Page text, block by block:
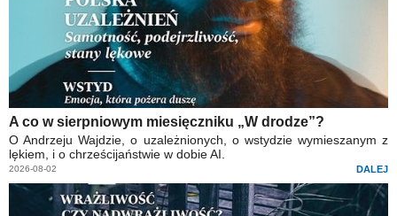
A co w sierpniowym miesięczniku „W drodze”?
O Andrzeju Wajdzie, o uzależnionych, o wstydzie wymieszanym z
lękiem, i o chrześcijaństwie w dobie AI.
2026-08-02 DALEJ